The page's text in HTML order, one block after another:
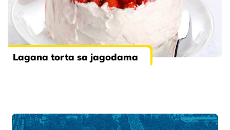
Lagana torta sa jagodama